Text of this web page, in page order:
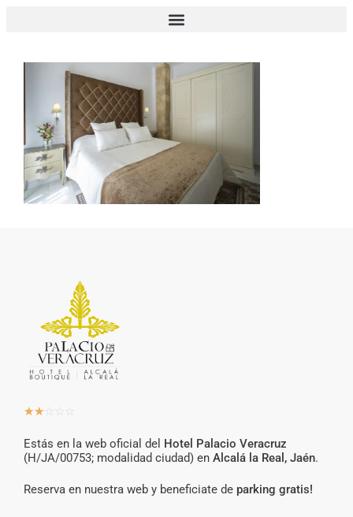
s-doble superior 2
☆☆ ☆ ☆ ☆
Estás en la web oficial del Hotel Palacio Veracruz
(H/JA/00753; modalidad ciudad) en Alcalá la Real, Jaén.
Reserva en nuestra web y beneficiate de parking gratis!